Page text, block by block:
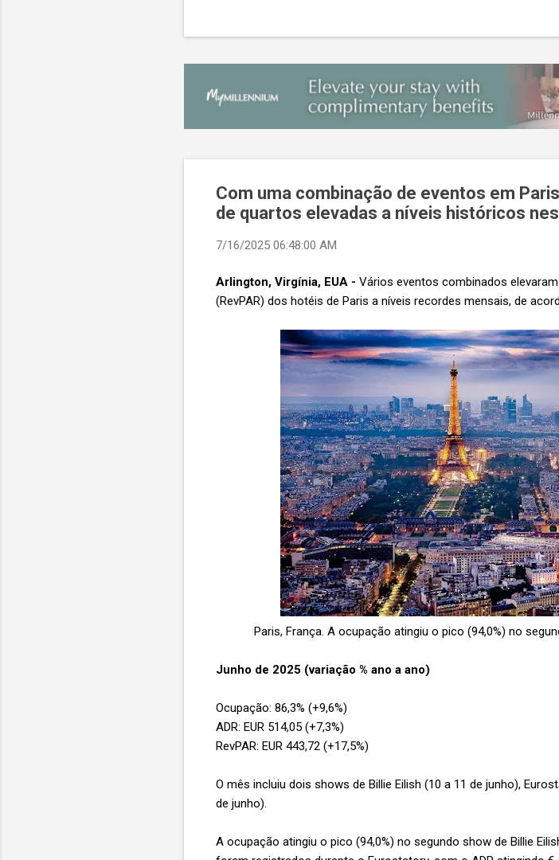
lucro líquido médio de apenas US$ 8 por passageiro, uma mala
Com uma combinação de eventos em
de quartos elevadas a níveis históricos
7/16/2025 06:48:00 AM
Arlington, Virgínia, EUA - Vários eventos combinados
(RevPAR) dos hotéis de Paris a níveis recordes mensais, de
Paris, França. A ocupação atingiu o pico (94,0%) no
Junho de 2025 (variação % ano a ano)
Ocupação: 86,3% (+9,6%)
ADR: EUR 514,05 (+7,3%)
RevPAR: EUR 443,72 (+17,5%)
O mês incluiu dois shows de Billie Eilish (10 a 11 de junho),
de junho).
A ocupação atingiu o pico (94,0%) no segundo show de Billie